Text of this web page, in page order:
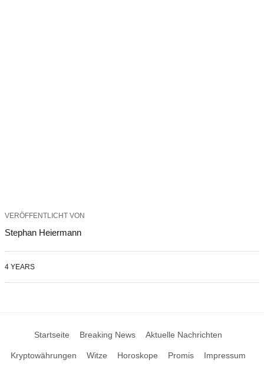
VERÖFFENTLICHT VON
Stephan Heiermann
4 YEARS
Startseite Breaking News Aktuelle Nachrichten
Kryptowährungen Witze Horoskope Promis Impressum